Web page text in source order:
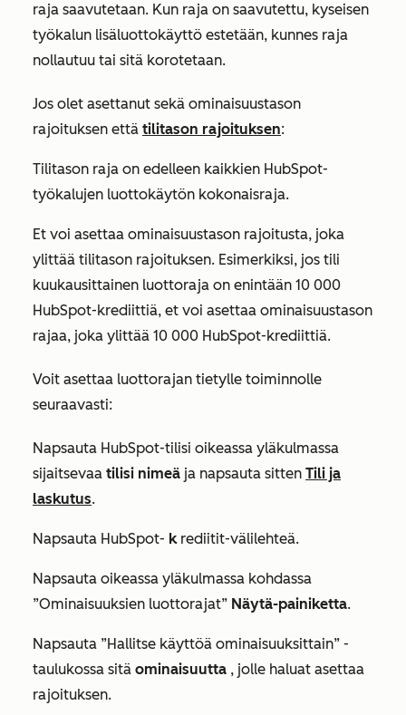
raja saavutetaan. Kun raja on saavutettu, kyseisen
työkalun lisäluottokäyttö estetään, kunnes raja
nollautuu tai sitä korotetaan.
Jos olet asettanut sekä ominaisuustason
rajoituksen että tilitason rajoituksen:
Tilitason raja on edelleen kaikkien HubSpot-
työkalujen luottokäytön kokonaisraja.
Et voi asettaa ominaisuustason rajoitusta, joka
ylittää tilitason rajoituksen. Esimerkiksi, jos tili
kuukausittainen luottoraja on enintään 10 000
HubSpot-krediittiä, et voi asettaa ominaisuustason
rajaa, joka ylittää 10 000 HubSpot-krediittiä.
Voit asettaa luottorajan tietylle toiminnolle
seuraavasti:
Napsauta HubSpot-tilisi oikeassa yläkulmassa
sijaitsevaa tilisi nimeä ja napsauta sitten Tili ja
laskutus.
Napsauta HubSpot- krediitit-välilehteä.
Napsauta oikeassa yläkulmassa kohdassa
”Ominaisuuksien luottorajat” Näytä-painiketta.
Napsauta ”Hallitse käyttöä ominaisuuksittain” -
taulukossa sitä ominaisuutta , jolle haluat asettaa
rajoituksen.